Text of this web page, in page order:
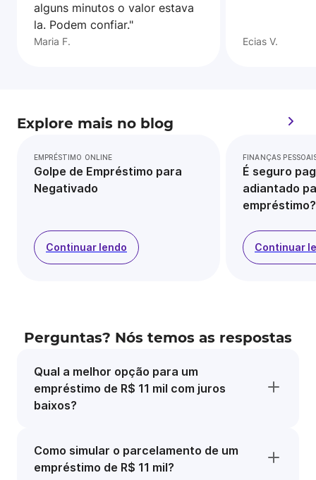
alguns minutos o valor estava
la. Podem confiar."
Maria F. Ecias V.
Explore mais no blog
EMPRÉSTIMO ONLINE
Golpe de Empréstimo para
Negativado
Continuar lendo
FINANÇAS
É seguro
adiantado
empréstimo?
Continuar
Perguntas? Nós temos as respostas
Qual a melhor opção para um
empréstimo de R$ 11 mil com juros
baixos?
Como simular o parcelamento de um
empréstimo de R$ 11 mil?